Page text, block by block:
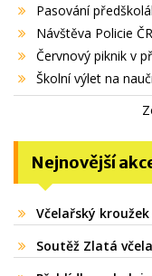
Pasování
Návštěva Policie
Červnový piknik v
Školní výlet na
Nejnovější
Včelařský
Soutěž Zlatá včela